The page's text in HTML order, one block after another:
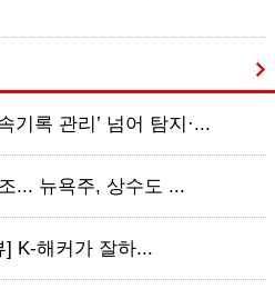
기록 관리’ 넘어 탐지·...
... 뉴욕주, 상수도 ...
] K-해커가 잘하...